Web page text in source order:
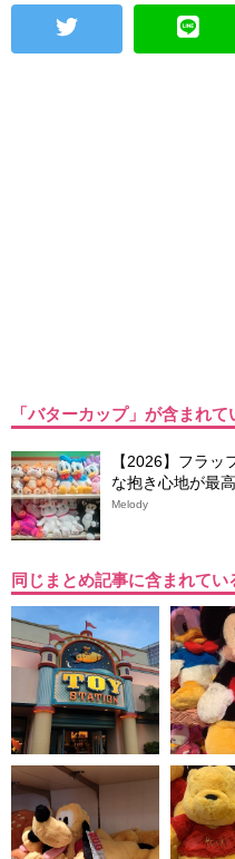
「バターカップ」が含まれ
【2026】フラ
な抱き心地が最高
Melody
同じまとめ記事に含まれてい